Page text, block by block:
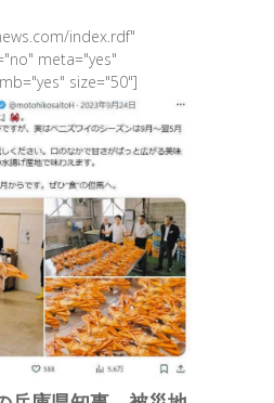
index.rdf"
meta="yes"
size="50"]